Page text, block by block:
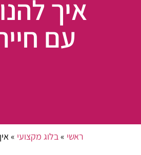
איך
עם
ראשי »בלוג מקצועי »